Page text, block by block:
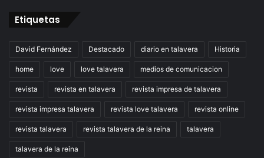
Etiquetas
David Fernández Destacado diario en talavera Historia
home love love talavera medios de comunicacion
revista revista en talavera revista impresa de talavera
revista impresa talavera revista love talavera revista online
revista talavera revista talavera de la reina talavera
talavera de la reina